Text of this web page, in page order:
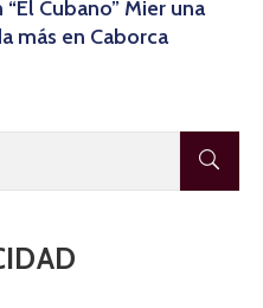
Cubano” Mier una
más en Caborca